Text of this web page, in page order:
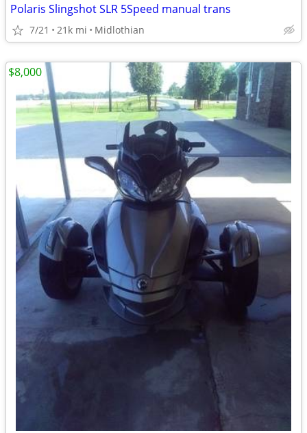
Polaris Slingshot SLR 5Speed manual trans
7/21 21k mi Midlothian
$8,000